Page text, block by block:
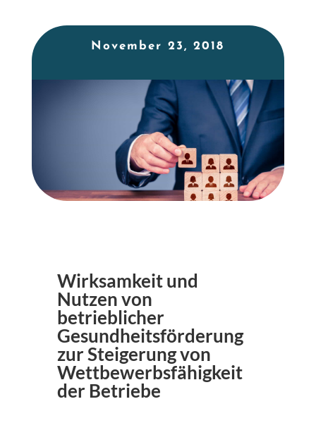
November 23, 2018
MGG eG.
Wirksamkeit und
Nutzen von
betrieblicher
Gesundheitsförderung
zur Steigerung von
Wettbewerbsfähigkeit
der Betriebe